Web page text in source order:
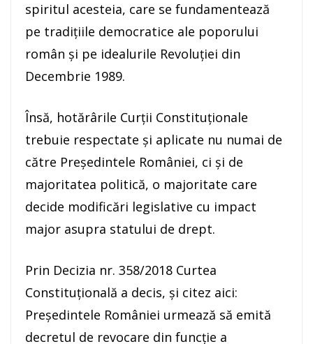
spiritul acesteia, care se fundamentează
pe tradiţiile democratice ale poporului
român şi pe idealurile Revoluţiei din
Decembrie 1989.
Însă, hotărârile Curţii Constituţionale
trebuie respectate şi aplicate nu numai de
către Preşedintele României, ci şi de
majoritatea politică, o majoritate care
decide modificări legislative cu impact
major asupra statului de drept.
Prin Decizia nr. 358/2018 Curtea
Constituţională a decis, şi citez aici:
Preşedintele României urmează să emită
decretul de revocare din funcţie a